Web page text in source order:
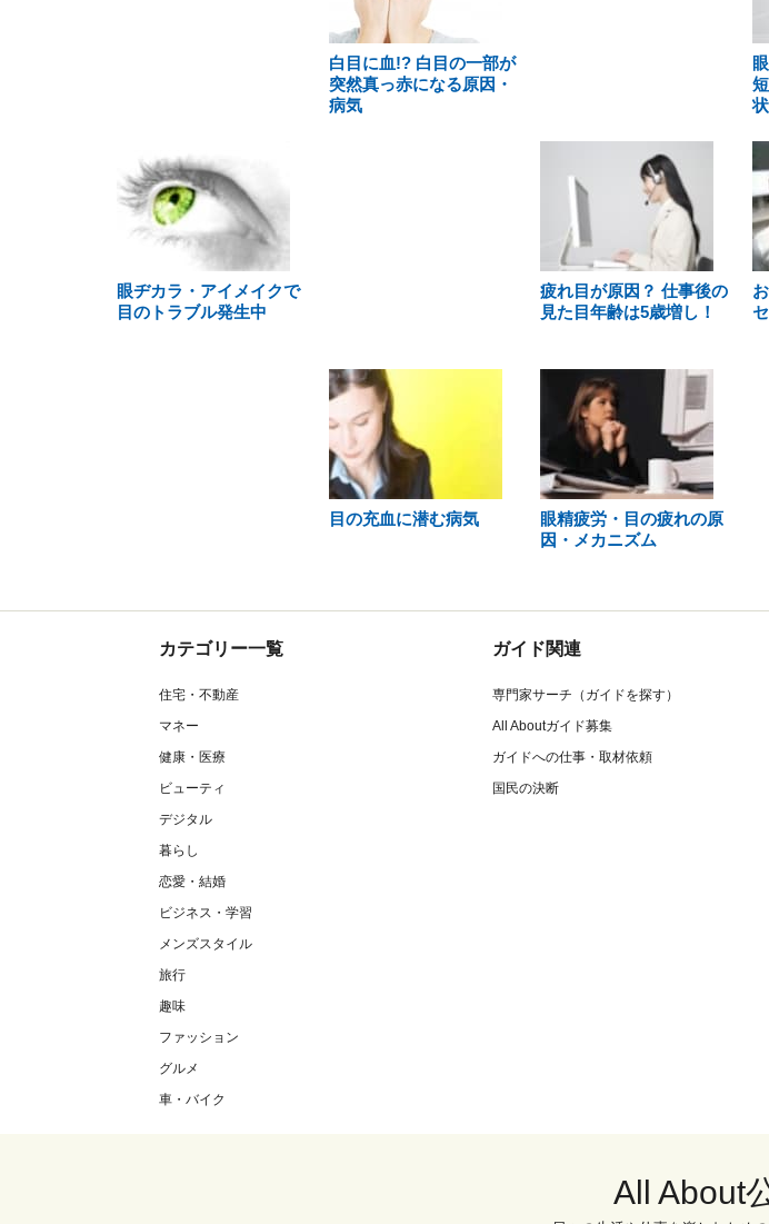
白目に血!? 白目の一部が
突然真っ赤になる原因・
病気
眼ヂカラ・アイメイクで
目のトラブル発生中
疲れ目が原因？ 仕事後の
見た目年齢は5歳増し！
目の充血に潜む病気
眼精疲労・目の疲れの原
因・メカニズム
カテゴリー一覧
住宅・不動産
マネー
健康・医療
ビューティ
デジタル
暮らし
恋愛・結婚
ビジネス・学習
メンズスタイル
旅行
趣味
ファッション
グルメ
車・バイク
ガイド関連
専門家サーチ（ガイドを探す）
All Aboutガイド募集
ガイドへの仕事・取材依頼
国民の決断
All About